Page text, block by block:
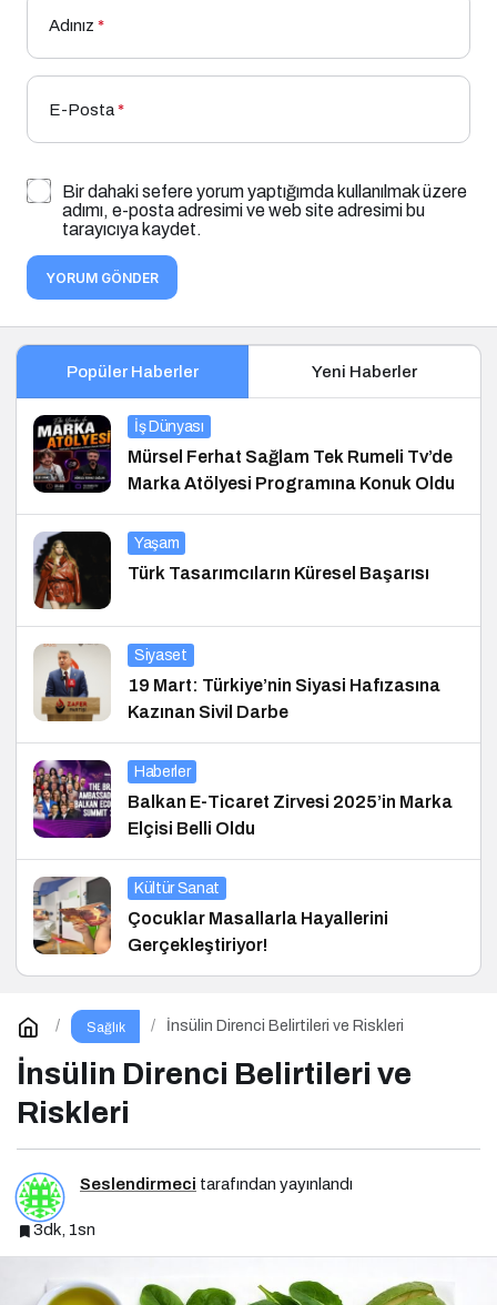
Adınız *
E-Posta*
Bir dahaki sefere yorum yaptığımda kullanılmak üzere
adımı, e-posta adresimi ve web site adresimi bu
tarayıcıya kaydet.
YORUM GÖNDER
Popüler Haberler Yeni Haberler
İş Dünyası
Mürsel Ferhat Sağlam Tek Rumeli Tv’de
Marka Atölyesi Programına Konuk Oldu
Yaşam
Türk Tasarımcıların Küresel Başarısı
Siyaset
19 Mart: Türkiye’nin Siyasi Hafızasına
Kazınan Sivil Darbe
Haberler
Balkan E-Ticaret Zirvesi 2025’in Marka
Elçisi Belli Oldu
Kültür Sanat
Çocuklar Masallarla Hayallerini
Gerçekleştiriyor!
Sağlık İnsülin Direnci Belirtileri ve Riskleri
İnsülin Direnci Belirtileri ve
Riskleri
Seslendirmeci tarafından yayınlandı
3dk, 1sn